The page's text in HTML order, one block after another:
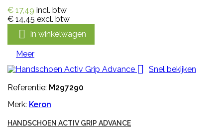
€ 17,49 incl. btw
€ 14,45 excl. btw
 In winkelwagen
Meer

Snel bekijken
Referentie: M297290
Merk: Keron
HANDSCHOEN ACTIV GRIP ADVANCE